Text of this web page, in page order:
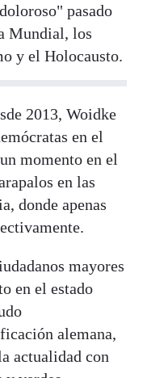
pasado
Mundial, los
y el Holocausto.
2013, Woidke
en el
momento en el
en las
donde apenas
mayores
en el estado
alemana,
actualidad con